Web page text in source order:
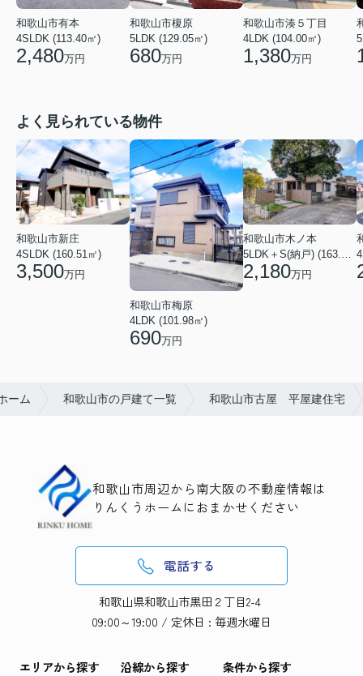
和歌山市有本
4SLDK (113.40㎡)
2,480万円
和歌山市榎原
5LDK (129.05㎡)
680万円
和歌山市湊５丁目
4LDK (104.00㎡)
1,380万円
よく見られている物件
和歌山市新庄
4SLDK (160.51㎡)
3,500万円
和歌山市梅原
4LDK (101.98㎡)
690万円
和歌山市木ノ本
5LDK＋S(納戸) (163.79㎡)
2,180万円
ーム 和歌山市の戸建て一覧 和歌山市古屋 平屋建住宅
和歌山市周辺から南大阪の不動産情報は
りんくうホームにおまかせください
電話する
和歌山県和歌山市黒田２丁目2-4
09:00～19:00 / 定休日 : 毎週水曜日
エリアから探す
沿線から探す
条件から探す